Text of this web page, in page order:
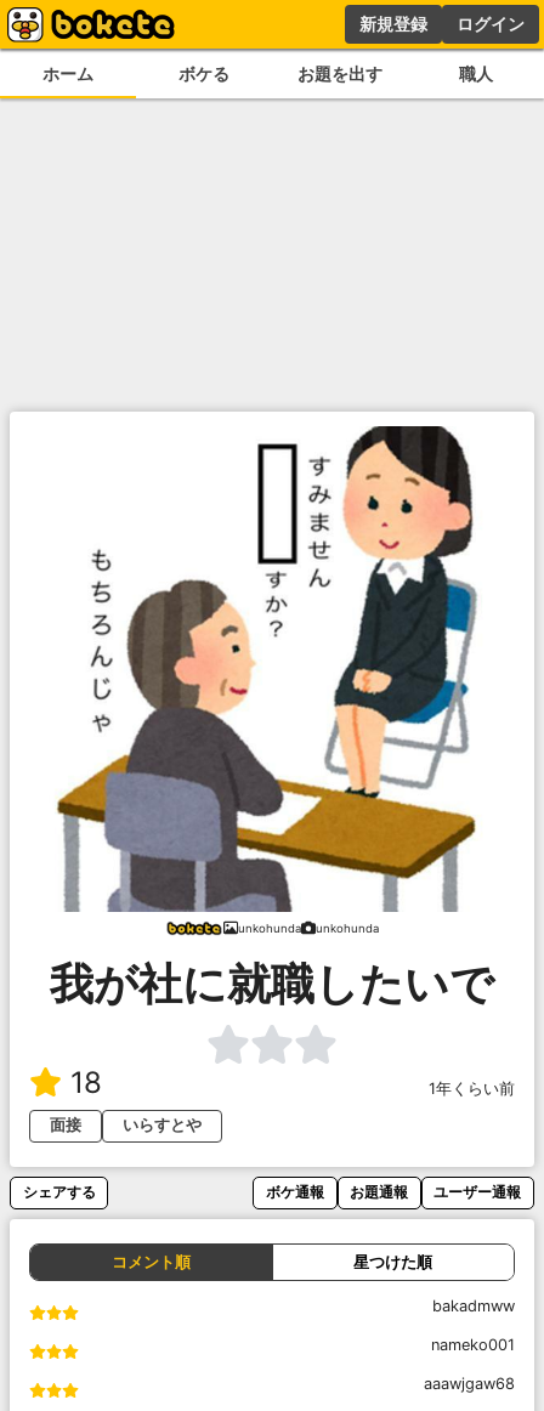
新規登録 ログイン
ホーム ボケる お題を出す 職人
unkohunda unkohunda
我が社に就職したいで
18
1年くらい前
面接
いらすとや
シェアする ボケ通報 お題通報 ユーザー通報
コメント順 星つけた順
bakadmww
nameko001
aaawjgaw68